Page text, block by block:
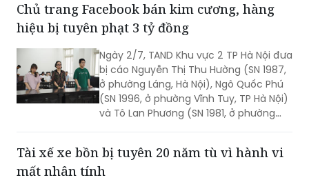
nghiêm trọng”; “Rửa tiền”; “Vi phạm quy
định về kế toán gây hậu quả nghiêm
Chủ trang Facebook bán kim cương, hàng
hiệu bị tuyên phạt 3 tỷ đồng
Ngày 2/7, TAND Khu vực 2 TP Hà Nội đưa
bị cáo Nguyễn Thị Thu Hường (SN 1987,
ở phường Láng, Hà Nội), Ngô Quốc Phú
(SN 1996, ở phường Vĩnh Tuy, TP Hà Nội)
và Tô Lan Phương (SN 1981, ở phường
Tài xế xe bồn bị tuyên 20 năm tù vì hành vi
mất nhân tính